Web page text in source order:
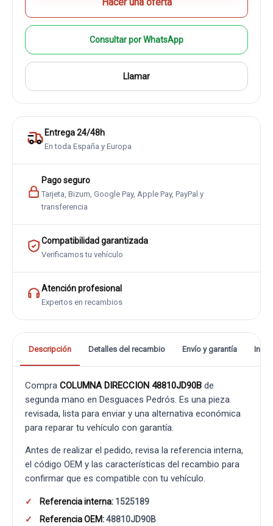
Consultar por WhatsApp
Llamar
Entrega 24/48h
En toda España y Europa
Pago seguro
Tarjeta, Bizum, Google Pay, Apple Pay, PayPal y
transferencia
Compatibilidad garantizada
Verificamos tu vehículo
Atención profesional
Expertos en recambios
Descripción Detalles del recambio Envío y garantía
Compra COLUMNA DIRECCION 48810JD90B de
segunda mano en Desguaces Pedrós. Es una pieza
revisada, lista para enviar y una alternativa económica
para reparar tu vehículo con garantía.
Antes de realizar el pedido, revisa la referencia interna,
el código OEM y las características del recambio para
confirmar que es compatible con tu vehículo.
Referencia interna: 1525189
Referencia OEM:48810JD90B